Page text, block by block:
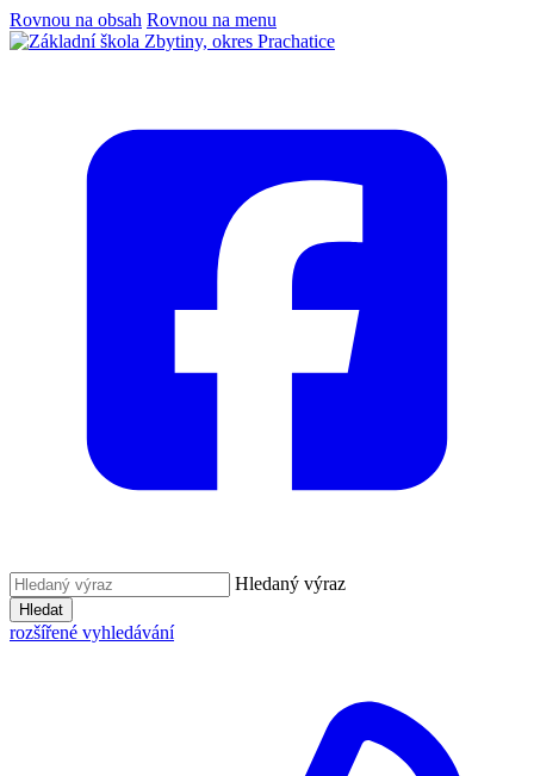
Rovnou na obsah Rovnou na menu
Hledaný výraz
Hledat
rozšířené vyhledávání